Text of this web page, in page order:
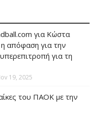
για Κώστα
απόφαση για την
για τη
19, 2025
του ΠΑΟΚ με την